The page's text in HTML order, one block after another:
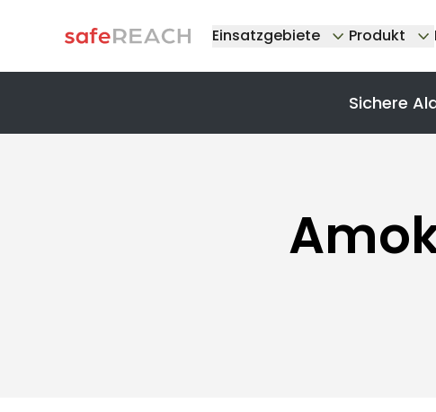
Einsatzgebiete Produkt
Sichere